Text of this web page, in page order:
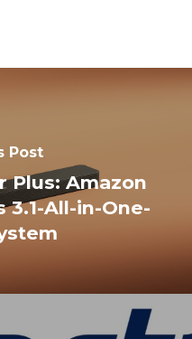
Post
Plus: Amazon
All-in-One-